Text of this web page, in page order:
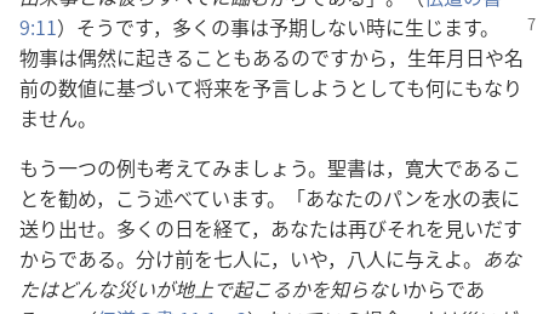
9:11）そうです，多くの事は予期しない時に生じます。
物事は偶然に起きることもあるのですから，生年月日や名
前の数値に基づいて将来を予言しようとしても何にもなり
ません。
もう一つの例も考えてみましょう。聖書は，寛大であるこ
とを勧め，こう述べています。「あなたのパンを水の表に
送り出せ。多くの日を経て，あなたは再びそれを見いだす
からである。分け前を七人に，いや，八人に与えよ。 あな
たはどんな災いが地上で起こるかを知らないからであ